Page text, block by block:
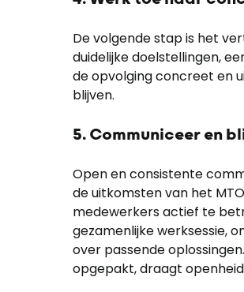
De volgende stap is het
duidelijke doelstellingen,
de opvolging concreet en
blijven.
5. Communiceer en
Open en consistente
de uitkomsten van het
medewerkers actief te
gezamenlijke werksessie,
over passende
opgepakt, draagt